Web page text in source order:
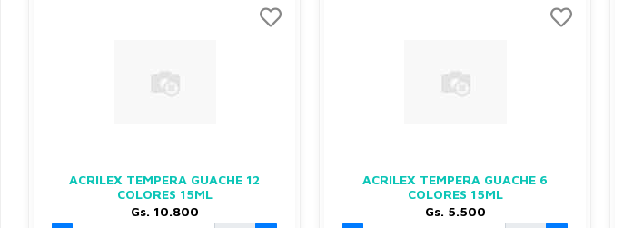
ACRILEX TEMPERA GUACHE 12
COLORES 15ML
Gs. 10.800
ACRILEX TEMPERA GUACHE 6
COLORES 15ML
Gs. 5.500